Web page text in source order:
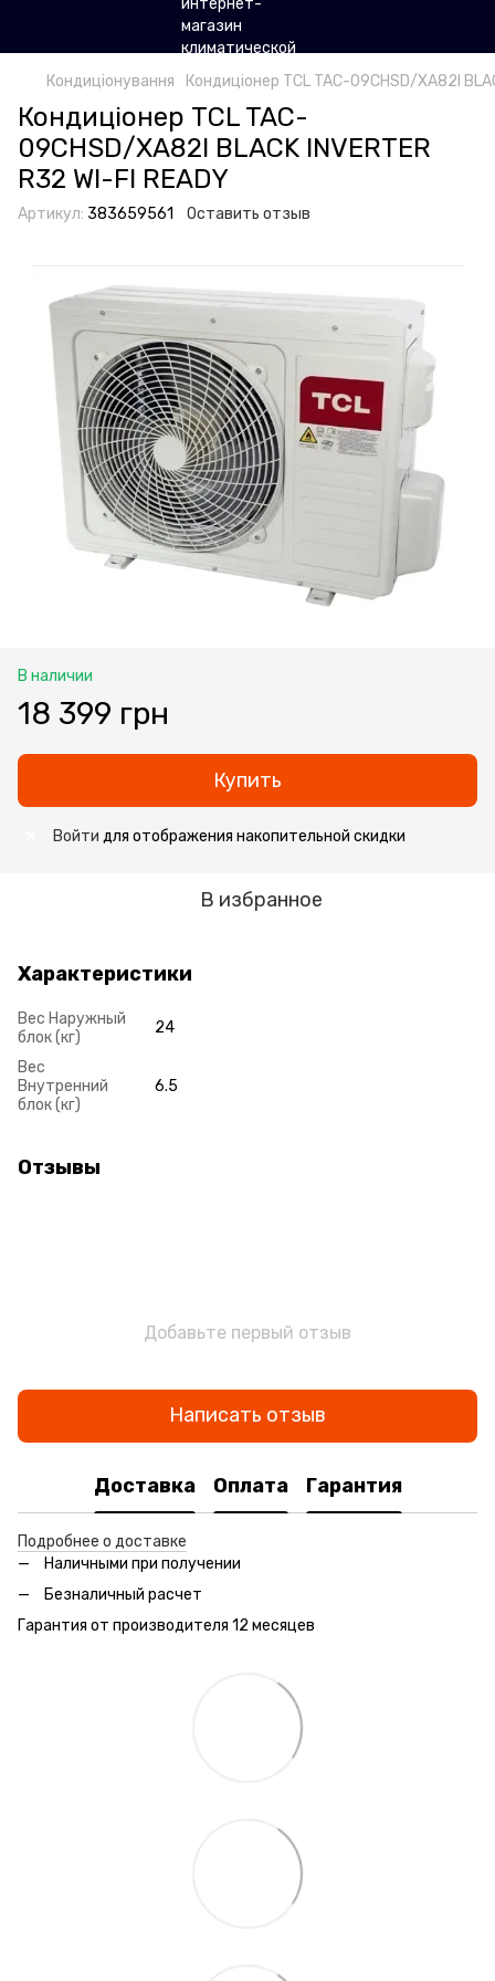
Кондиціонування Кондиціонер TCL TAC-09CHSD/XA82I
Кондиціонер TCL TAC-
09CHSD/XA82I BLACK INVERTER
R32 WI-FI READY
Артикул: 383659561 Оставить отзыв
В наличии
18 399 грн
Купить
Войти для отображения накопительной скидки
В избранное
Характеристики
Вес Наружный
блок (кг)
24
Вес
Внутренний
блок (кг)
6.5
Отзывы
Добавьте первый отзыв
Написать отзыв
Доставка Оплата Гарантия
Подробнее о доставке
Наличными при получении
Безналичный расчет
Гарантия от производителя 12 месяцев